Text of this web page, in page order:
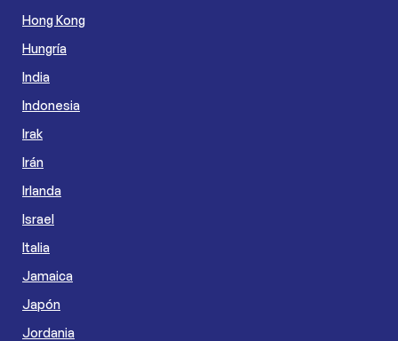
Hong Kong
Hungría
India
Indonesia
Irak
Irán
Irlanda
Israel
Italia
Jamaica
Japón
Jordania